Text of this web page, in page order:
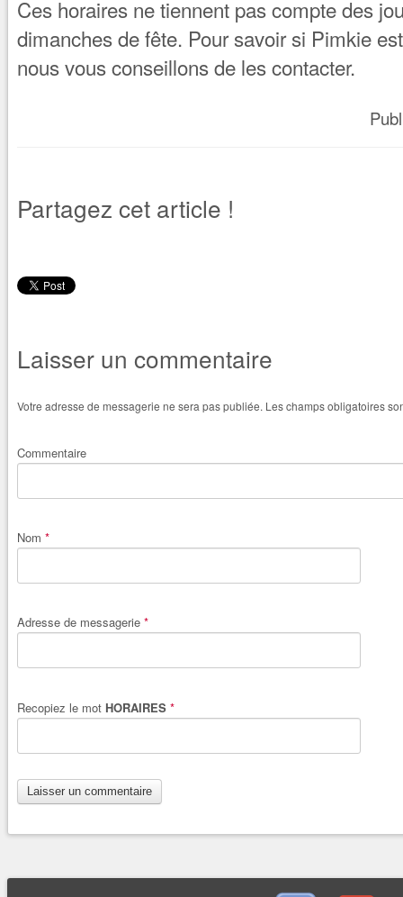
Ces horaires ne tiennent pas compte des
dimanches de fête. Pour savoir si Pimkie
nous vous conseillons de les contacter.
Partagez cet article !
Laisser un commentaire
Votre adresse de messagerie ne sera pas publiée. Les champs obligatoires
Commentaire
Nom *
Adresse de messagerie *
Recopiez le mot HORAIRES *